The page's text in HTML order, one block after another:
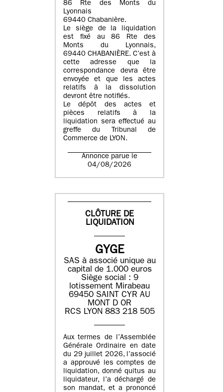
86 Rte des Monts du
Lyonnais
69440 Chabanière.
Le siège de la liquidation
est fixé au 86 Rte des
Monts du Lyonnais,
69440 CHABANIÈRE. C’est à
cette adresse que la
correspondance devra être
envoyée et que les actes
relatifs à la dissolution
devront être notifiés.
Le dépôt des actes et
pièces relatifs à la
liquidation sera effectué au
greffe du Tribunal de
Commerce de LYON.
Annonce parue le
04/08/2026
CLÔTURE DE
LIQUIDATION
GYGE
SAS à associé unique au
capital de 1.000 euros
Siège social : 9
lotissement Mirabeau
69450 SAINT CYR AU
MONT D OR
RCS LYON 883 218 505
Aux termes de l’Assemblée
Générale Ordinaire en date
du 29 juillet 2026, l’associé
a approuvé les comptes de
liquidation, donné quitus au
liquidateur, l’a déchargé de
son mandat, et a prononcé